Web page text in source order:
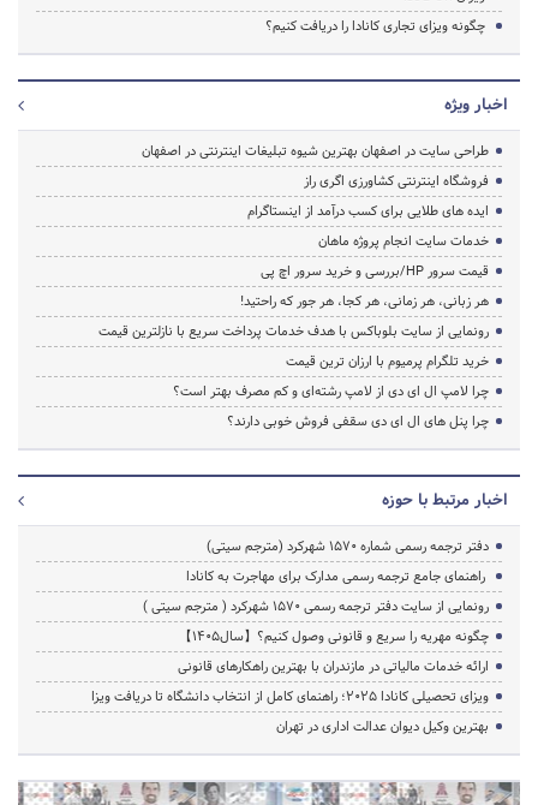
چگونه ویزای تجاری کانادا را دریافت کنیم؟
اخبار ویژه
طراحی سایت در اصفهان بهترین شیوه تبلیغات اینترنتی در اصفهان
فروشگاه اینترنتی کشاورزی اگری راز
ایده های طلایی برای کسب درآمد از اینستاگرام
خدمات سایت انجام پروژه ماهان
قیمت سرور HP/بررسی و خرید سرور اچ پی
هر زبانی، هر زمانی، هر کجا، هر جور که راحتید!
رونمایی از سایت بلوباکس با هدف خدمات پرداخت سریع با نازلترین قیمت
خرید تلگرام پرمیوم با ارزان ترین قیمت
چرا لامپ ال ای دی از لامپ رشته‌ای و کم مصرف بهتر است؟
چرا پنل های ال ای دی سقفی فروش خوبی دارند؟
اخبار مرتبط با حوزه
دفتر ترجمه رسمی شماره ۱۵۷۰ شهرکرد (مترجم سیتی)
راهنمای جامع ترجمه رسمی مدارک برای مهاجرت به کانادا
رونمایی از سایت دفتر ترجمه رسمی 1570 شهرکرد ( مترجم سیتی )
چگونه مهریه را سریع و قانونی وصول کنیم؟【سال1405】
ارائه خدمات مالیاتی در مازندران با بهترین راهکارهای قانونی
ویزای تحصیلی کانادا ۲۰۲۵؛ راهنمای کامل از انتخاب دانشگاه تا دریافت ویزا
بهترین وکیل دیوان عدالت اداری در تهران